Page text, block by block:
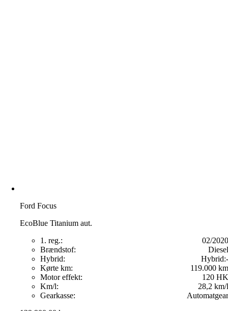
Ford Focus
EcoBlue Titanium aut.
1. reg.:
02/2020
Brændstof:
Diesel
Hybrid:
Hybrid:-
Kørte km:
119.000 km
Motor effekt:
120 HK
Km/l:
28,2 km/l
Gearkasse:
Automatgear